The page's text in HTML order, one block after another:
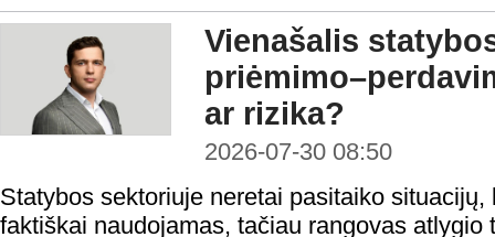
Vienašalis
ar rizika?
2026-07-30 08:50
Statybos sektoriuje neretai pasitaiko
faktiškai naudojamas, tačiau rangovas